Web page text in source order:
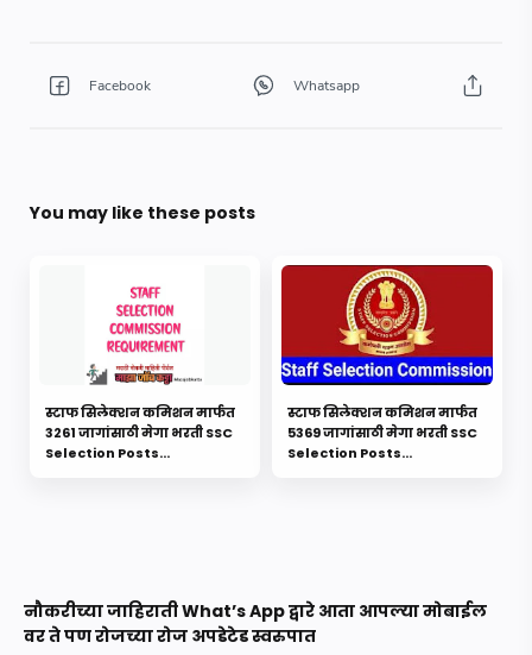
You may like these posts
स्टाफ सिलेक्शन कमिशन मार्फत
3261 जागांसाठी मेगा भरती SSC
Selection Posts
स्टाफ सिलेक्शन कमिशन मार्फत
5369 जागांसाठी मेगा भरती SSC
Selection Posts
नौकरीच्या जाहिराती What’s App द्वारे आता आपल्या मोबाईल
वर ते पण रोजच्या रोज अपडेटेड स्वरुपात